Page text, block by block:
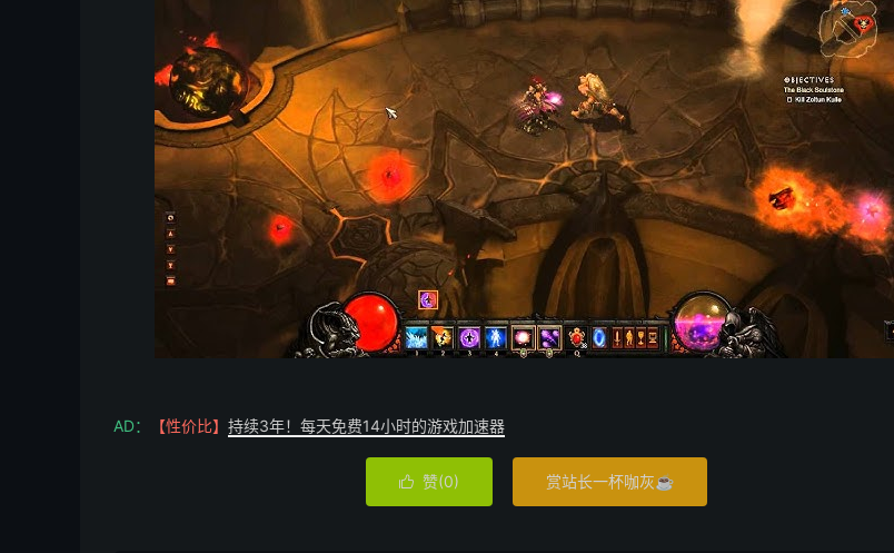
AD： 【性价比】 持续3年！每天免费14小时的游戏加速器
 赞(0) 赏站长一杯咖灰☕